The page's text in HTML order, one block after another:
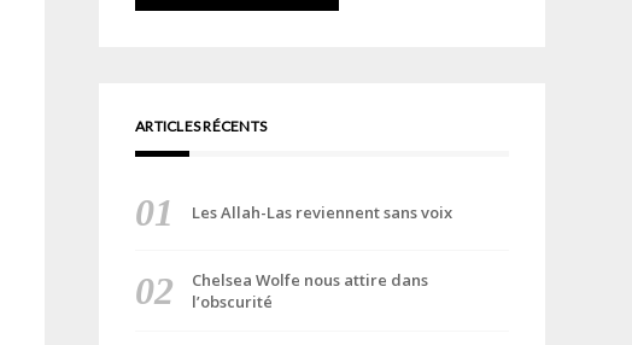
ARTICLES RÉCENTS
Les Allah-Las reviennent sans voix
Chelsea Wolfe nous attire dans
l’obscurité